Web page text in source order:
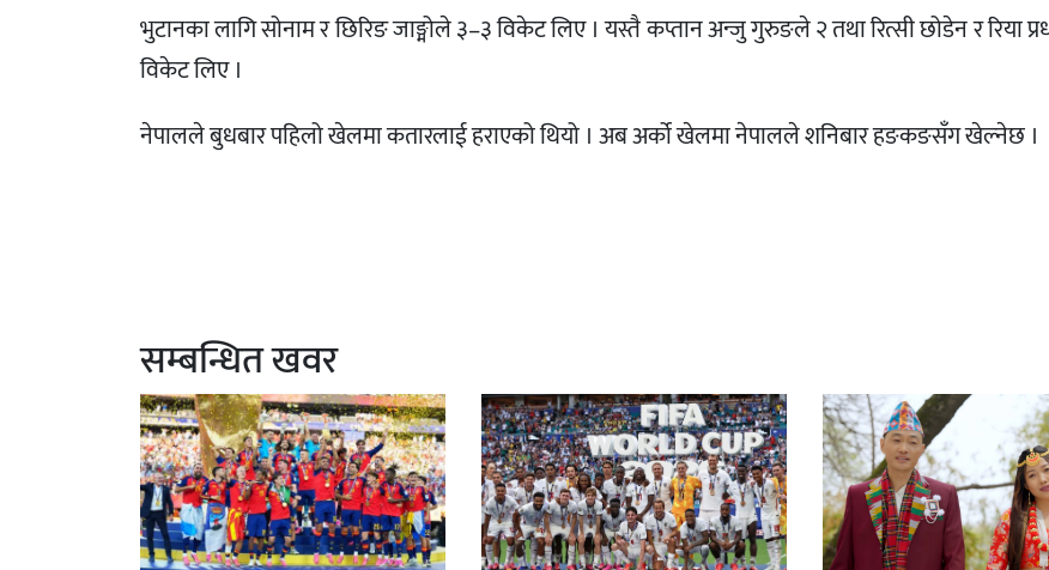
भुटानका लागि सोनाम र छिरिङ जाङ्मोले ३–३ विकेट लिए । यस्तै कप्तान अन्जु गुरुङले २ तथा रित्सी छोडेन र रिया
विकेट लिए ।
नेपालले बुधबार पहिलो खेलमा कतारलाई हराएको थियो । अब अर्को खेलमा नेपालले शनिबार हङकङसँग खेल्नेछ ।
सम्बन्धित खवर